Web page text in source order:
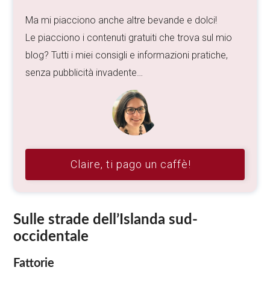
Ma mi piacciono anche altre bevande e dolci!
Le piacciono i contenuti gratuiti che trova sul mio
blog? Tutti i miei consigli e informazioni pratiche,
senza pubblicità invadente…
Claire, ti pago un caffè!
Sulle strade dell’Islanda sud-
occidentale
Fattorie